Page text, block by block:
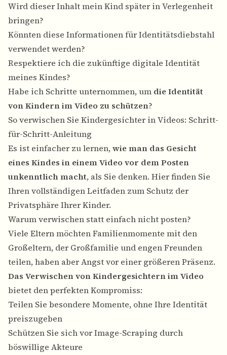
Wird dieser Inhalt mein Kind später in Verlegenheit
bringen?
Könnten diese Informationen für Identitätsdiebstahl
verwendet werden?
Respektiere ich die zukünftige digitale Identität
meines Kindes?
Habe ich Schritte unternommen, um die Identität
von Kindern im Video zu schützen?
So verwischen Sie Kindergesichter in Videos: Schritt-
für-Schritt-Anleitung
Es ist einfacher zu lernen,wie man das Gesicht
eines Kindes in einem Video vor dem Posten
unkenntlich macht, als Sie denken. Hier finden Sie
Ihren vollständigen Leitfaden zum Schutz der
Privatsphäre Ihrer Kinder.
Warum verwischen statt einfach nicht posten?
Viele Eltern möchten Familienmomente mit den
Großeltern, der Großfamilie und engen Freunden
teilen, haben aber Angst vor einer größeren Präsenz.
Das Verwischen von Kindergesichtern im Video
bietet den perfekten Kompromiss:
Teilen Sie besondere Momente, ohne Ihre Identität
preiszugeben
Schützen Sie sich vor Image-Scraping durch
böswillige Akteure